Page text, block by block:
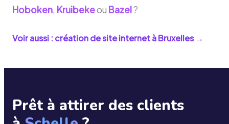
Hoboken, Kruibekeou Bazel?
Voir aussi : création de site internet àBruxelles→
Prêt à attirer des clients